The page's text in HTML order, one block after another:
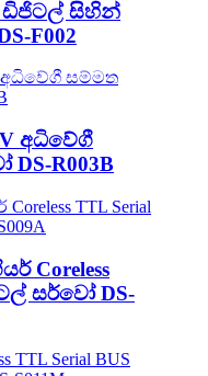
ඩිජිටල් සිහින්
F002
අධිවේගී
R003B
Coreless
සර්වෝ DS-